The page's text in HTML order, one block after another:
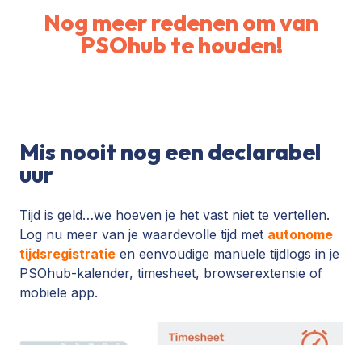
Nog meer redenen om van
PSOhub te houden!
Mis nooit nog een declarabel
uur
Tijd is geld…we hoeven je het vast niet te vertellen.
Log nu meer van je waardevolle tijd met autonome
tijdsregistratie en eenvoudige manuele tijdlogs in je
PSOhub-kalender, timesheet, browserextensie of
mobiele app.